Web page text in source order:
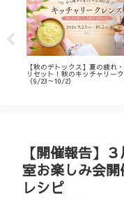
【秋のデトックス】夏の疲れ
リセット！秋のキッチャリー
（9/23～10/2）
【開催報告】
室お楽しみ会
レシピ